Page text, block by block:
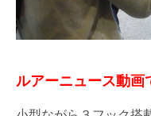
ルアーニュース動画